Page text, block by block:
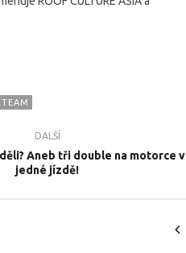
FREESTYLERA - Sportovní
dokument 2021
TEAM
DALŠÍ
Aneb tři double na motorce v
jedné jízdě!